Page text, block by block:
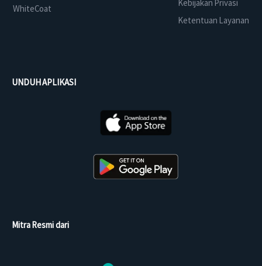
WhiteCoat
Kebijakan Privasi
Ketentuan Layanan
UNDUH APLIKASI
Mitra Resmi dari